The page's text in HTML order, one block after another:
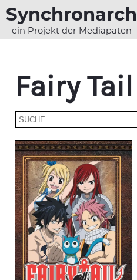
- ein Projekt der Mediapaten
Fairy